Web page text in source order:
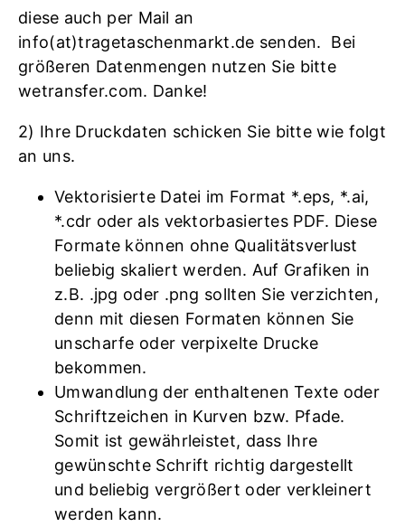
diese auch per Mail an
info(at)tragetaschenmarkt.de senden. Bei
größeren Datenmengen nutzen Sie bitte
wetransfer.com. Danke!
2) Ihre Druckdaten schicken Sie bitte wie folgt
an uns.
Vektorisierte Datei im Format *.eps, *.ai,
*.cdr oder als vektorbasiertes PDF. Diese
Formate können ohne Qualitätsverlust
beliebig skaliert werden. Auf Grafiken in
z.B. .jpg oder .png sollten Sie verzichten,
denn mit diesen Formaten können Sie
unscharfe oder verpixelte Drucke
bekommen.
Umwandlung der enthaltenen Texte oder
Schriftzeichen in Kurven bzw. Pfade.
Somit ist gewährleistet, dass Ihre
gewünschte Schrift richtig dargestellt
und beliebig vergrößert oder verkleinert
werden kann.